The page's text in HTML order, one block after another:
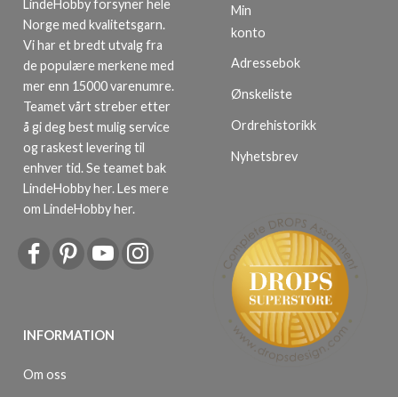
LindeHobby forsyner hele
Norge med kvalitetsgarn.
Vi har et bredt utvalg fra
de populære merkene med
mer enn 15000 varenumre.
Teamet vårt streber etter
å gi deg best mulig service
og raskest levering til
enhver tid. Se teamet bak
LindeHobby her.Les mere
om LindeHobby her.
INFORMATION
Om oss
Min
konto
Adressebok
Ønskeliste
Ordrehistorikk
Nyhetsbrev